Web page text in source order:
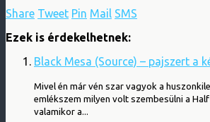
Share Tweet Pin Mail SMS
Ezek is érdekelhetnek:
Black Mesa (Source) – pajszert a
Mivel én már vén szar vagyok a
emlékszem milyen volt szembesülni a
valamikor a...